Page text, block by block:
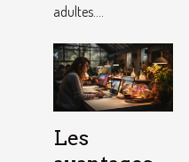
adultes....
Les